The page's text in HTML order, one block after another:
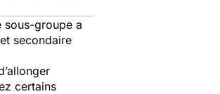
sous-groupe a
secondaire
certains